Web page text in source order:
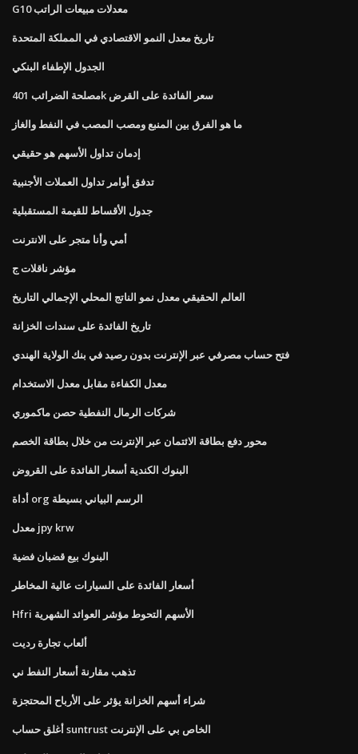
G10 معدلات مبيعات الراتب
تاريخ معدل النمو الاقتصادي في المملكة المتحدة
الجدول الإطفاء البنكي
مصلحة الضرائب 401k سعر الفائدة على القرض
ما هو الفرق بين المنبع ومصب المصب في النفط والغاز
إدمان تداول الأسهم هو حقيقي
تدفق أوامر تداول العملات الأجنبية
جدول الأقساط للقيمة المستقبلية
أمي وأنا متجر على الانترنت
مؤشر ناقلات ج
العالم الحقيقي معدل نمو الناتج المحلي الإجمالي التاريخ
تاريخ الفائدة على سندات الخزانة
فتح حساب مصرفي عبر الإنترنت بدون رصيد في بنك الولاية الهندي
معدل الكفاءة مقابل معدل الاستخدام
شركات الرمال النفطية حصن ماكموري
محور دفع بطاقة الائتمان عبر الإنترنت من خلال بطاقة الخصم
البنوك الكندية أسعار الفائدة على القروض
أداة org الرسم البياني بسيطة
معدل jpy krw
البنوك بيع قضبان فضية
أسعار الفائدة على السيارات عالية المخاطر
Hfri الأسهم التحوط مؤشر العوائد الشهرية
ألعاب تجارة رديت
تذهب مقارنة أسعار النفط ني
شراء أسهم الخزانة يؤثر على الأرباح المحتجزة
أغلق حساب suntrust الخاص بي على الإنترنت